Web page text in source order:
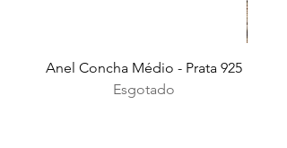
Anel Concha Médio - Prata 925
Esgotado